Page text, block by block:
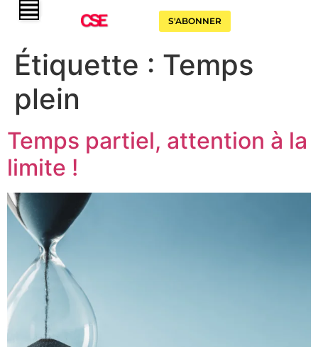
S'ABONNER
Étiquette : Temps
plein
Temps partiel, attention à la
limite !